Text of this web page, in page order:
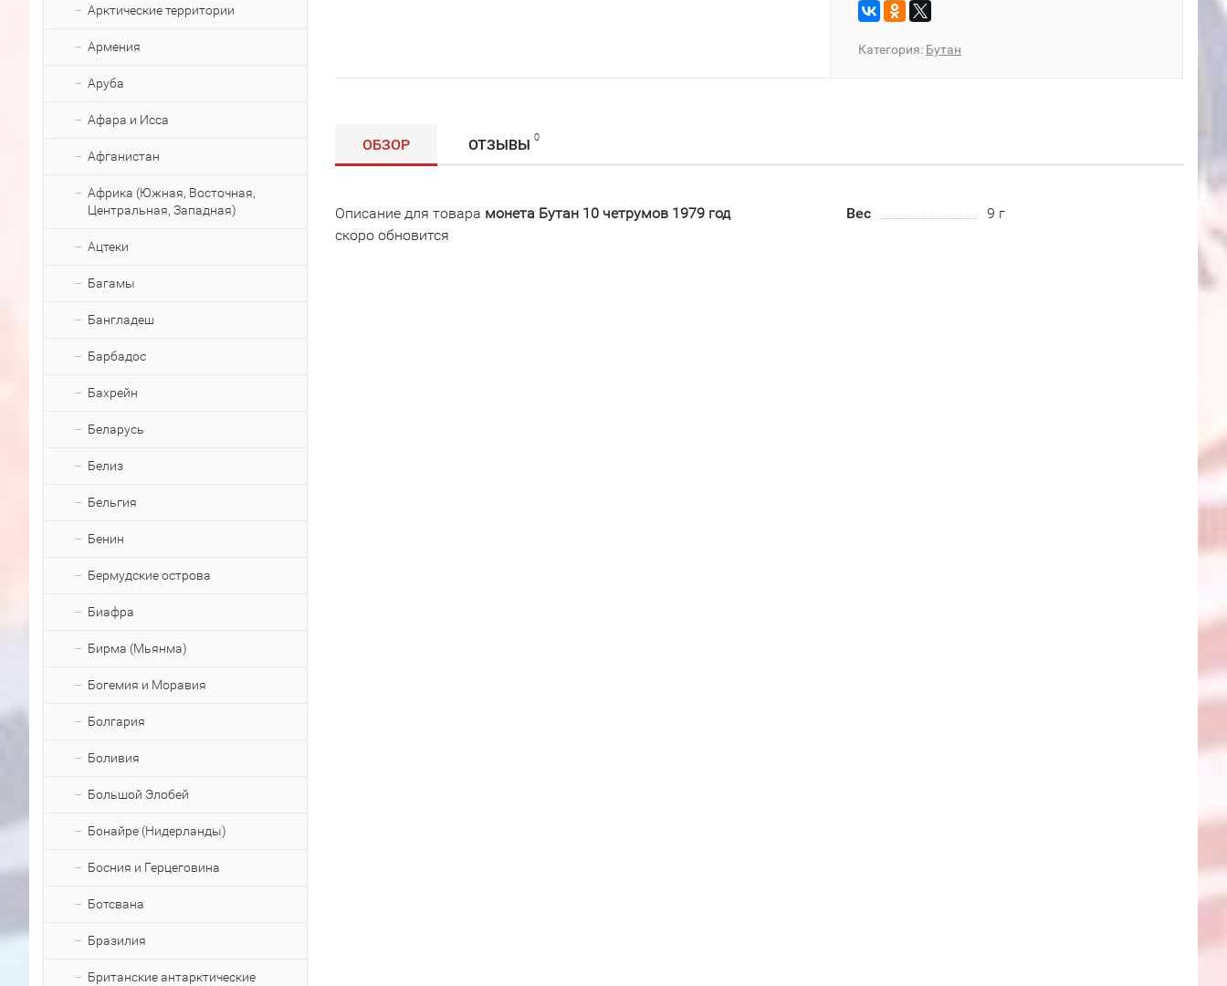
Арктические территории
Армения
Аруба
Афара и Исса
Афганистан
Африка (Южная, Восточная,
Центральная, Западная)
Ацтеки
Багамы
Бангладеш
Барбадос
Бахрейн
Беларусь
Белиз
Бельгия
Бенин
Бермудские острова
Биафра
Бирма (Мьянма)
Богемия и Моравия
Болгария
Боливия
Большой Элобей
Бонайре (Нидерланды)
Босния и Герцеговина
Ботсвана
Бразилия
Британские антарктические
Категория: Бутан
ОБЗОР ОТЗЫВЫ 0
Описание для товара монета Бутан 10 четрумов 1979 год
скоро обновится
Вес 9 г